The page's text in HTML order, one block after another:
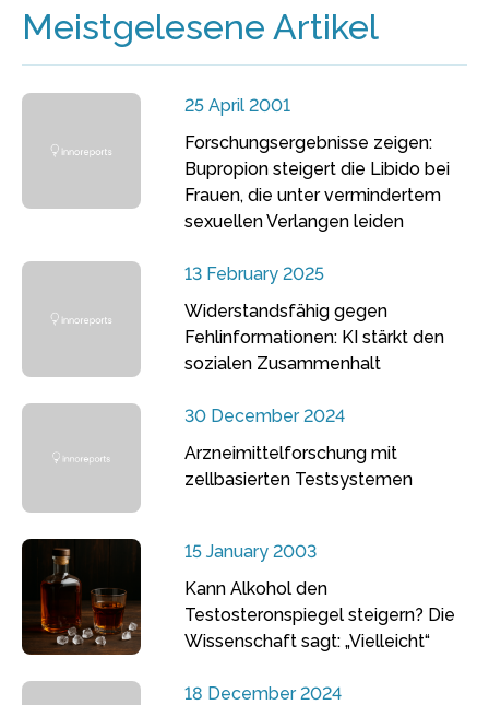
Meistgelesene Artikel
25 April 2001
Forschungsergebnisse zeigen:
Bupropion steigert die Libido bei
Frauen, die unter vermindertem
sexuellen Verlangen leiden
13 February 2025
Widerstandsfähig gegen
Fehlinformationen: KI stärkt den
sozialen Zusammenhalt
30 December 2024
Arzneimittelforschung mit
zellbasierten Testsystemen
15 January 2003
Kann Alkohol den
Testosteronspiegel steigern? Die
Wissenschaft sagt: „Vielleicht“
18 December 2024